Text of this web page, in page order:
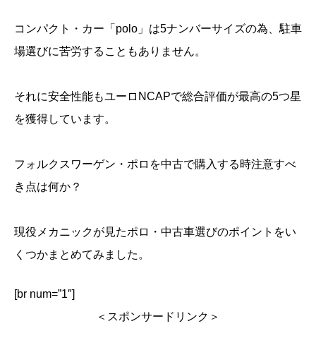
コンパクト・カー「polo」は5ナンバーサイズの為、駐車
場選びに苦労することもありません。
それに安全性能もユーロNCAPで総合評価が最高の5つ星
を獲得しています。
フォルクスワーゲン・ポロを中古で購入する時注意すべ
き点は何か？
現役メカニックが見たポロ・中古車選びのポイントをい
くつかまとめてみました。
[br num=”1″]
＜スポンサードリンク＞